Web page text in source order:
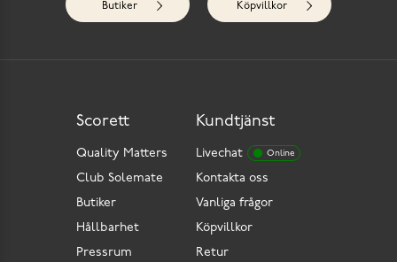
Butiker Köpvillkor
Kundtjänst
Livechat Online
Kontakta oss
Vanliga frågor
Köpvillkor
Retur
Scorett
Quality Matters
Club Solemate
Butiker
Hållbarhet
Pressrum